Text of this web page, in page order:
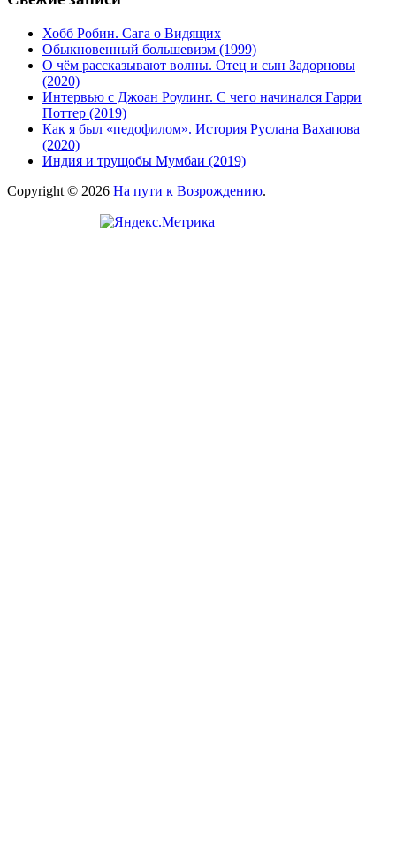
Хобб Робин. Сага о Видящих
Обыкновенный большевизм (1999)
О чём рассказывают волны. Отец и сын Задорновы
(2020)
Интервью с Джоан Роулинг. С чего начинался Гарри
Поттер (2019)
Как я был «педофилом». История Руслана Вахапова
(2020)
Индия и трущобы Мумбаи (2019)
Copyright © 2026 На пути к Возрождению.